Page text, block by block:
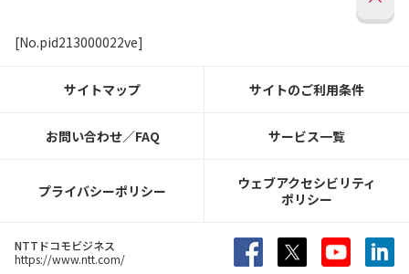
[No.pid213000022ve]
サイトマップ サイトのご利用条件
お問い合わせ／FAQ サービス一覧
プライバシーポリシー
ウェブアクセシビリティ
ポリシー
NTTドコモビジネス
https://www.ntt.com/